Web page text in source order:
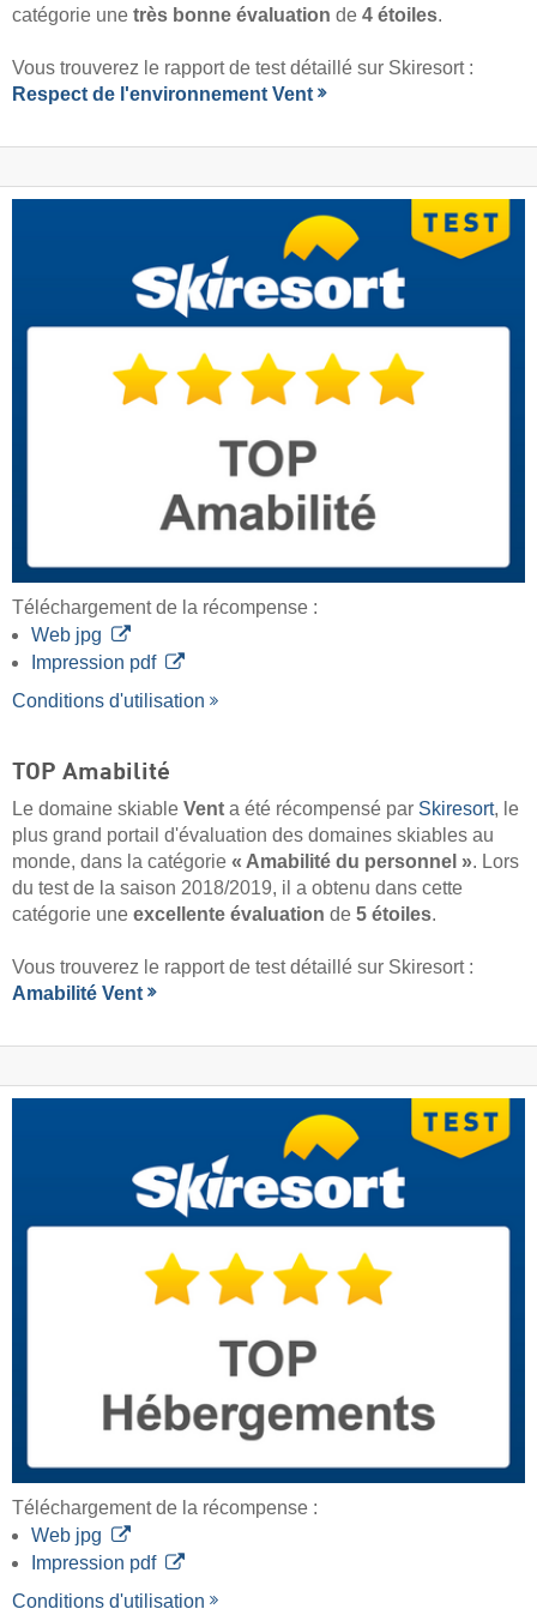
catégorie une très bonne évaluation de 4 étoiles.
Vous trouverez le rapport de test détaillé sur Skiresort :
Respect de l'environnement Vent
Téléchargement de la récompense :
Web jpg
Impression pdf
Conditions d'utilisation
TOP Amabilité
Le domaine skiable Vent a été récompensé par Skiresort, le
plus grand portail d'évaluation des domaines skiables au
monde, dans la catégorie « Amabilité du personnel ». Lors
du test de la saison 2018/2019, il a obtenu dans cette
catégorie une excellente évaluation de 5 étoiles.
Vous trouverez le rapport de test détaillé sur Skiresort :
Amabilité Vent
Téléchargement de la récompense :
Web jpg
Impression pdf
Conditions d'utilisation